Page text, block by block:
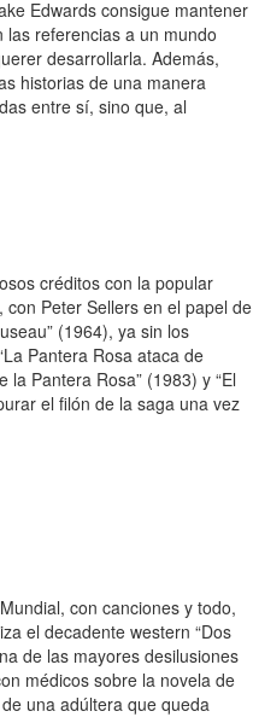
Edwards consigue mantener
referencias a un mundo
desarrollarla. Además,
historias de una manera
entre sí, sino que, al
créditos con la popular
Peter Sellers en el papel de
(1964), ya sin los
Pantera Rosa ataca de
la Pantera Rosa” (1983) y “El
el filón de la saga una vez
con canciones y todo,
el decadente western “Dos
de las mayores desilusiones
médicos sobre la novela de
una adúltera que queda